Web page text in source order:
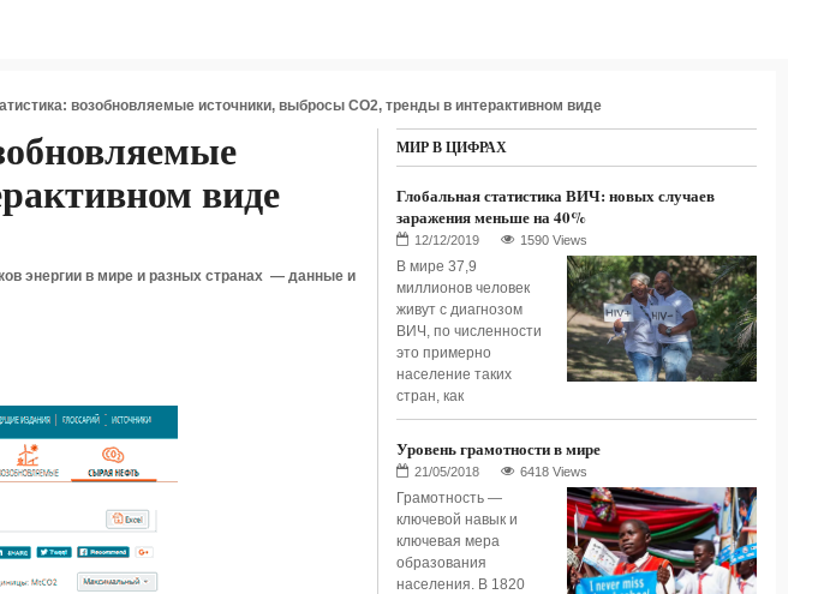
возобновляемые источники, выбросы СО2, тренды в интерактивном виде
виде
энергии в мире и разных странах — данные и
МИР В ЦИФРАХ
Глобальная статистика ВИЧ: новых случаев
заражения меньше на 40%
1590 Views
В мире 37,9
миллионов человек
живут с диагнозом
ВИЧ, по численности
это примерно
население таких
стран, как
Уровень грамотности в мире
6418 Views
Грамотность —
ключевой навык и
ключевая мера
образования
населения. В 1820